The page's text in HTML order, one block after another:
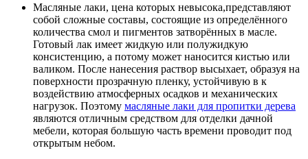
Масляные лаки, цена которых невысока,представляют
собой сложные составы, состоящие из определённого
количества смол и пигментов затворённых в масле.
Готовый лак имеет жидкую или полужидкую
консистенцию, а потому может наносится кистью или
валиком. После нанесения раствор высыхает, образуя на
поверхности прозрачную пленку, устойчивую в к
воздействию атмосферных осадков и механических
нагрузок. Поэтому масляные лаки для пропитки дерева
являются отличным средством для отделки дачной
мебели, которая большую часть времени проводит под
открытым небом.